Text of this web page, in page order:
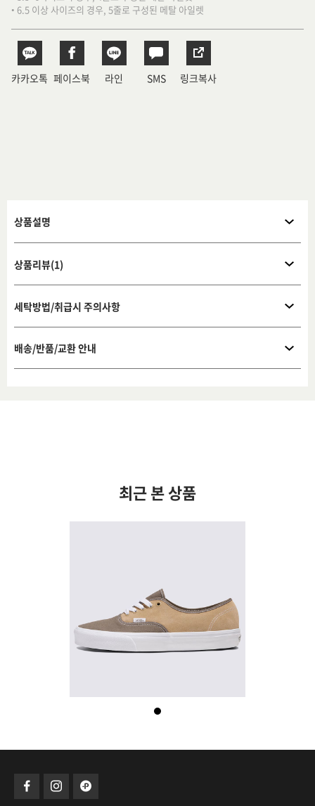
• 6.5 이상 사이즈의 경우, 5줄로 구성된 메탈 아일렛
카카오톡 페이스북 라인 SMS 링크복사
상품설명
상품리뷰(1)
세탁방법/취급시 주의사항
배송/반품/교환 안내
최근 본 상품